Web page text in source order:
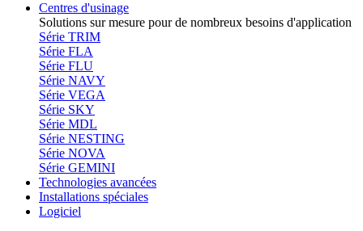
Centres d'usinage
Solutions sur mesure pour de nombreux besoins d'application
Série TRIM
Série FLA
Série FLU
Série NAVY
Série VEGA
Série SKY
Série MDL
Série NESTING
Série NOVA
Série GEMINI
Technologies avancées
Installations spéciales
Logiciel